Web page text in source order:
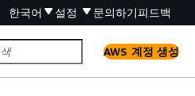
한국어 설정 문의하기피드백
AWS 계정 생성